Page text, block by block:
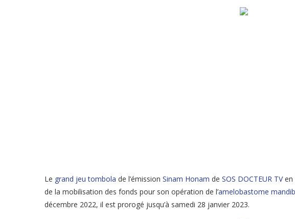
Le grand jeu tombola de l’émission Sinam Honam de SOS DOCTEUR TVen
de la mobilisation des fonds pour son opération de l’amelobastome
décembre 2022, il est prorogé jusqu’à samedi 28 janvier 2023.